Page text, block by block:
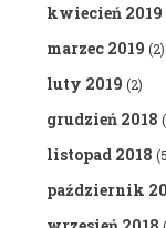
kwiecień 2019
marzec 2019 (2)
luty 2019 (2)
grudzień 2018
listopad 2018
październik